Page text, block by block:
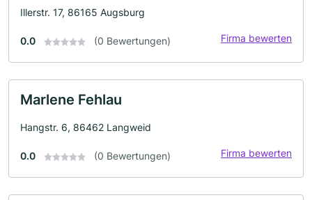
Illerstr. 17, 86165 Augsburg
0.0 (0 Bewertungen) Firma bewerten
Marlene Fehlau
Hangstr. 6, 86462 Langweid
0.0 (0 Bewertungen) Firma bewerten